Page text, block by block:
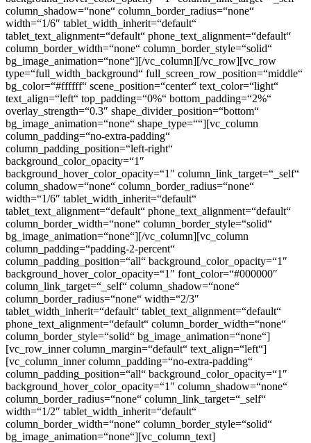
column_shadow=“none“ column_border_radius=“none“
width=“1/6″ tablet_width_inherit=“default“
tablet_text_alignment=“default“ phone_text_alignment=“default“
column_border_width=“none“ column_border_style=“solid“
bg_image_animation=“none“][/vc_column][/vc_row][vc_row
type=“full_width_background“ full_screen_row_position=“middle“
bg_color=“#ffffff“ scene_position=“center“ text_color=“light“
text_align=“left“ top_padding=“0%“ bottom_padding=“2%“
overlay_strength=“0.3″ shape_divider_position=“bottom“
bg_image_animation=“none“ shape_type=““][vc_column
column_padding=“no-extra-padding“
column_padding_position=“left-right“
background_color_opacity=“1″
background_hover_color_opacity=“1″ column_link_target=“_self“
column_shadow=“none“ column_border_radius=“none“
width=“1/6″ tablet_width_inherit=“default“
tablet_text_alignment=“default“ phone_text_alignment=“default“
column_border_width=“none“ column_border_style=“solid“
bg_image_animation=“none“][/vc_column][vc_column
column_padding=“padding-2-percent“
column_padding_position=“all“ background_color_opacity=“1″
background_hover_color_opacity=“1″ font_color=“#000000″
column_link_target=“_self“ column_shadow=“none“
column_border_radius=“none“ width=“2/3″
tablet_width_inherit=“default“ tablet_text_alignment=“default“
phone_text_alignment=“default“ column_border_width=“none“
column_border_style=“solid“ bg_image_animation=“none“]
[vc_row_inner column_margin=“default“ text_align=“left“]
[vc_column_inner column_padding=“no-extra-padding“
column_padding_position=“all“ background_color_opacity=“1″
background_hover_color_opacity=“1″ column_shadow=“none“
column_border_radius=“none“ column_link_target=“_self“
width=“1/2″ tablet_width_inherit=“default“
column_border_width=“none“ column_border_style=“solid“
bg_image_animation=“none“][vc_column_text]